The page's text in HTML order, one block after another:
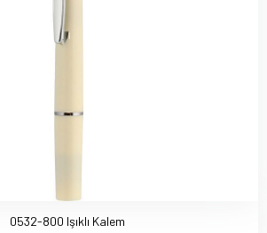
0532-800 Işıklı Kalem